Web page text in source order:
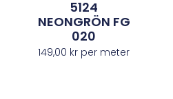
5124
NEONGRÖN FG
020
149,00 kr per meter